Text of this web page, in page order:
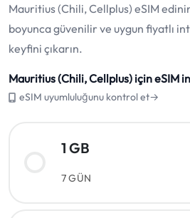
Mauritius (Chili, Cellplus) eSIM
boyunca güvenilir ve uygun fiyatlı
keyfini çıkarın.
Mauritius (Chili, Cellplus) için eSIM
eSIM uyumluluğunu kontrol et→
1 GB
7 GÜN